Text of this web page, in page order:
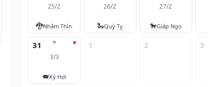
25/2
🐉Nhâm Thìn
26/2
🐍Quý Tỵ
27/2
🐎Giáp Ngọ
⭐
31
3/3
🐖Kỷ Hợi
1 2 3